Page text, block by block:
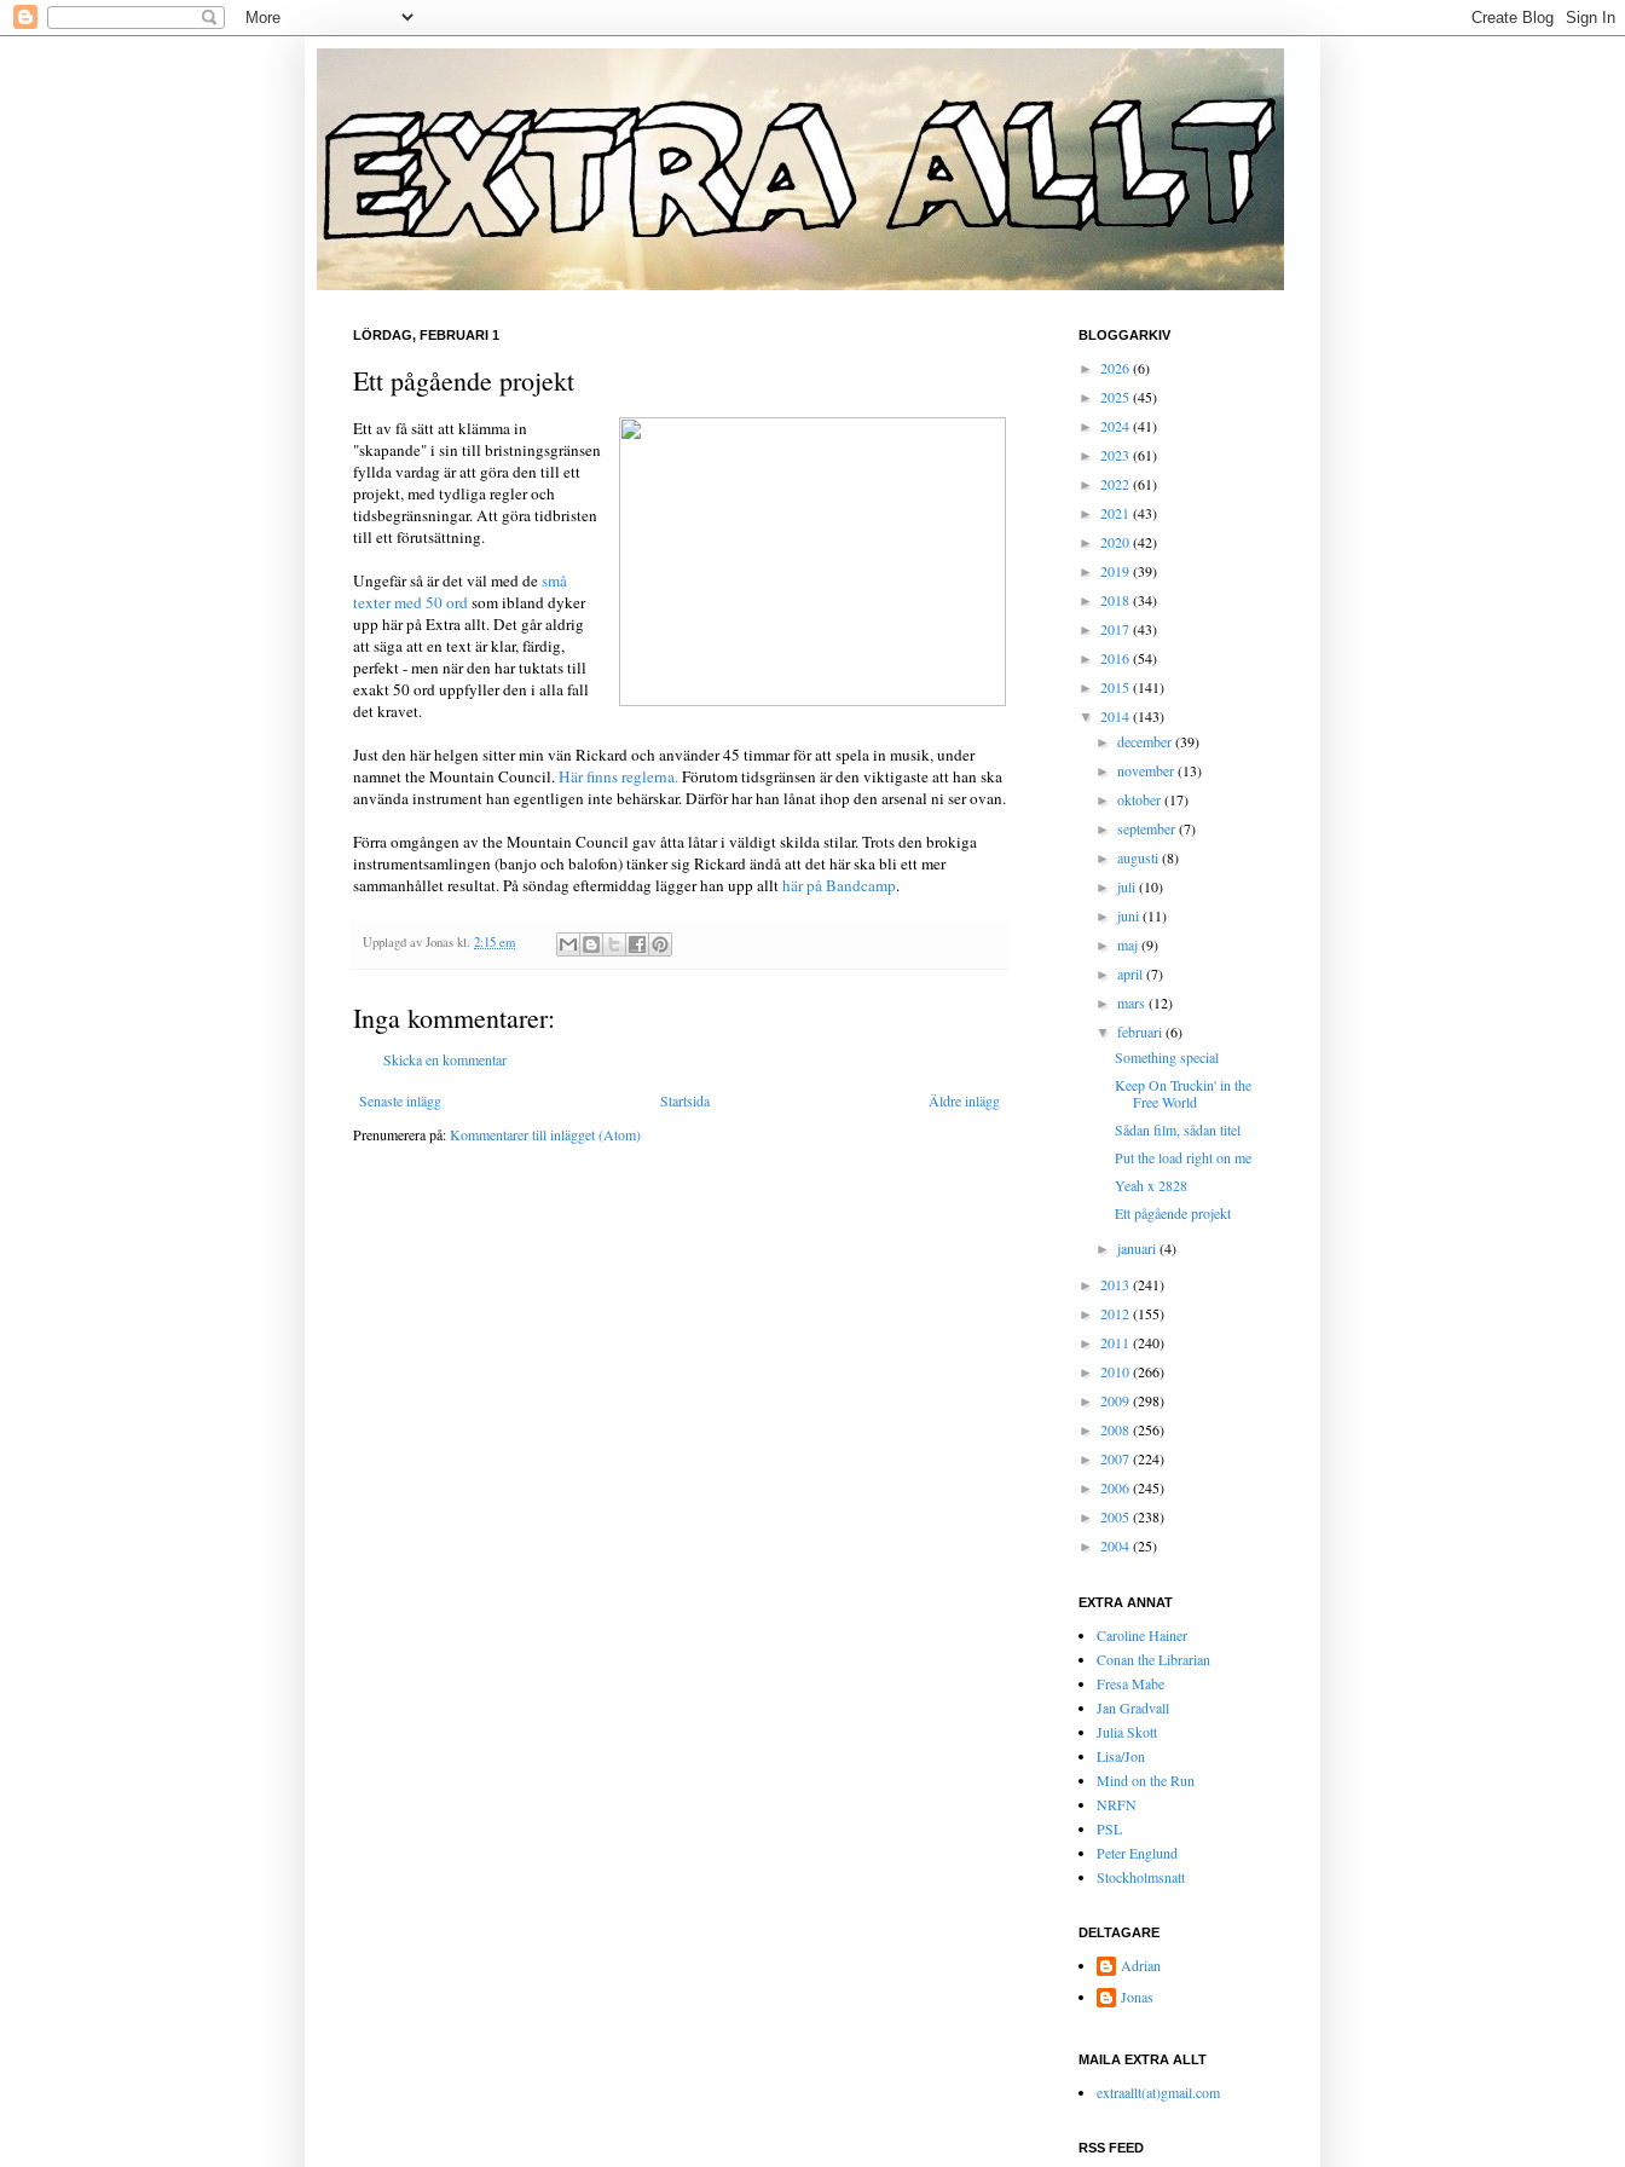
LÖRDAG, FEBRUARI 1
Ett pågående projekt
Ett av få sätt att klämma in
"skapande" i sin till bristningsgränsen
fyllda vardag är att göra den till ett
projekt, med tydliga regler och
tidsbegränsningar. Att göra tidbristen
till ett förutsättning.
Ungefär så är det väl med desmå
texter med 50 ordsom ibland dyker
upp här på Extra allt. Det går aldrig
att säga att en text är klar, färdig,
perfekt - men när den har tuktats till
exakt 50 ord uppfyller den i alla fall
det kravet.
Just den här helgen sitter min vän Rickard och använder 45 timmar för att spela in musik, under
namnet the Mountain Council.Här finns reglerna.Förutom tidsgränsen är den viktigaste att han ska
använda instrument han egentligen inte behärskar. Därför har han lånat ihop den arsenal ni ser ovan.
Förra omgången av the Mountain Council gav åtta låtar i väldigt skilda stilar. Trots den brokiga
instrumentsamlingen (banjo och balofon) tänker sig Rickard ändå att det här ska bli ett mer
sammanhållet resultat. På söndag eftermiddag lägger han upp allthär på Bandcamp.
Upplagd av Jonas kl. 2:15 em
Inga kommentarer:
Skicka en kommentar
Senaste inlägg Äldre inlägg
Startsida
Prenumerera på:Kommentarer till inlägget (Atom)
BLOGGARKIV
► 2026(6)
► 2025(45)
► 2024(41)
► 2023 (61)
► 2022(61)
► 2021 (43)
► 2020(42)
► 2019(39)
► 2018(34)
► 2017(43)
► 2016(54)
► 2015(141)
▼ 2014(143)
►december(39)
►november(13)
►oktober(17)
►september(7)
►augusti(8)
►juli(10)
►juni(11)
►maj(9)
►april(7)
►mars(12)
▼februari(6)
Something special
Keep On Truckin' in the
Free World
Sådan film, sådan titel
Put the load right on me
Yeah x 2828
Ett pågående projekt
►januari(4)
► 2013 (241)
► 2012(155)
► 2011 (240)
► 2010(266)
► 2009(298)
► 2008(256)
► 2007(224)
► 2006(245)
► 2005(238)
► 2004(25)
EXTRA ANNAT
Caroline Hainer
Conan the Librarian
Fresa Mabe
Jan Gradvall
Julia Skott
Lisa/Jon
Mind on the Run
NRFN
PSL
Peter Englund
Stockholmsnatt
DELTAGARE
Adrian
Jonas
MAILA EXTRA ALLT
extraallt(at)gmail.com
RSS FEED